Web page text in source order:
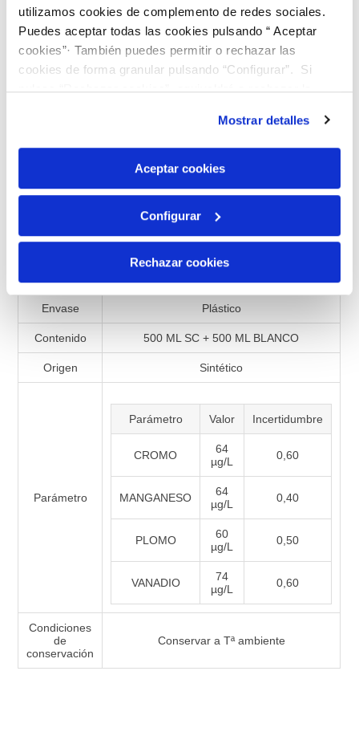
utilizamos cookies de complemento de redes sociales.
Puedes aceptar todas las cookies pulsando “ Aceptar
cookies”· También puedes permitir o rechazar las
cookies de forma granular pulsando “Configurar”. Si
pulsas “Rechazar cookies”, equivaldrá a rechazar la
son indispensables para que el sitio web funcione y que
por tanto no se pueden desactivar. Puedes consultar
más información en nuestraPolítica de Cookies
Mostrar detalles
Aceptar cookies
Configurar
Rechazar cookies
AÑADIR AL CARRITO
Añadir a la lista de comparación
Referencia 990597
Líquido
Envase Plástico
Contenido 500 ML SC + 500 ML BLANCO
Origen Sintético
Parámetro
Parámetro Valor Incertidumbre
CROMO
64
µg/L
0,60
MANGANESO
64
µg/L
0,40
PLOMO
60
µg/L
0,50
VANADIO
74
µg/L
0,60
Condiciones
de
conservación
Conservar a Tª ambiente